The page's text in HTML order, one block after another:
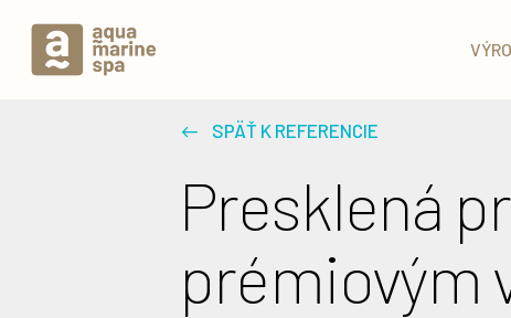
SPÄŤ K REFERENCIE
Presklená
prémiovým